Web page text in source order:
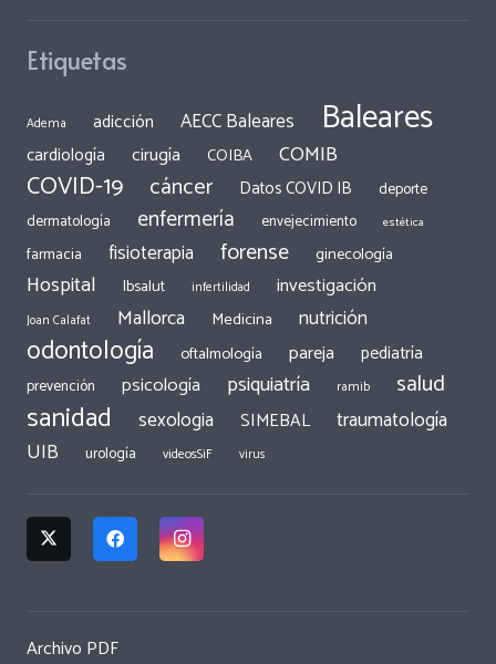
Etiquetas
Adema adicción AECC Baleares Baleares
cardiología cirugía COIBA COMIB
COVID-19 cáncer Datos COVID IB
deporte
dermatología
enfermería envejecimiento estética
farmacia fisioterapia forense ginecología
Hospital Ibsalut infertilidad investigación
Joan Calafat Mallorca Medicina nutrición
odontología oftalmología pareja pediatría
prevención psicología psiquiatría ramib salud
sanidad sexologia SIMEBAL traumatología
UIB urología videosSiF virus
Archivo PDF